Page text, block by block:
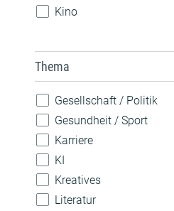
Kino
Spiele
Theateraufführung
Thema
Gesellschaft / Politik
Gesundheit / Sport
Karriere
KI
Kreatives
Literatur